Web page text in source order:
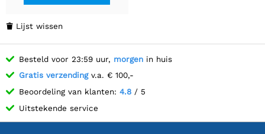
 Lijst wissen
Besteld voor 23:59 uur, morgen in huis
Gratis verzendingv.a. € 100,-
Beoordeling van klanten: 4.8 / 5
Uitstekende service